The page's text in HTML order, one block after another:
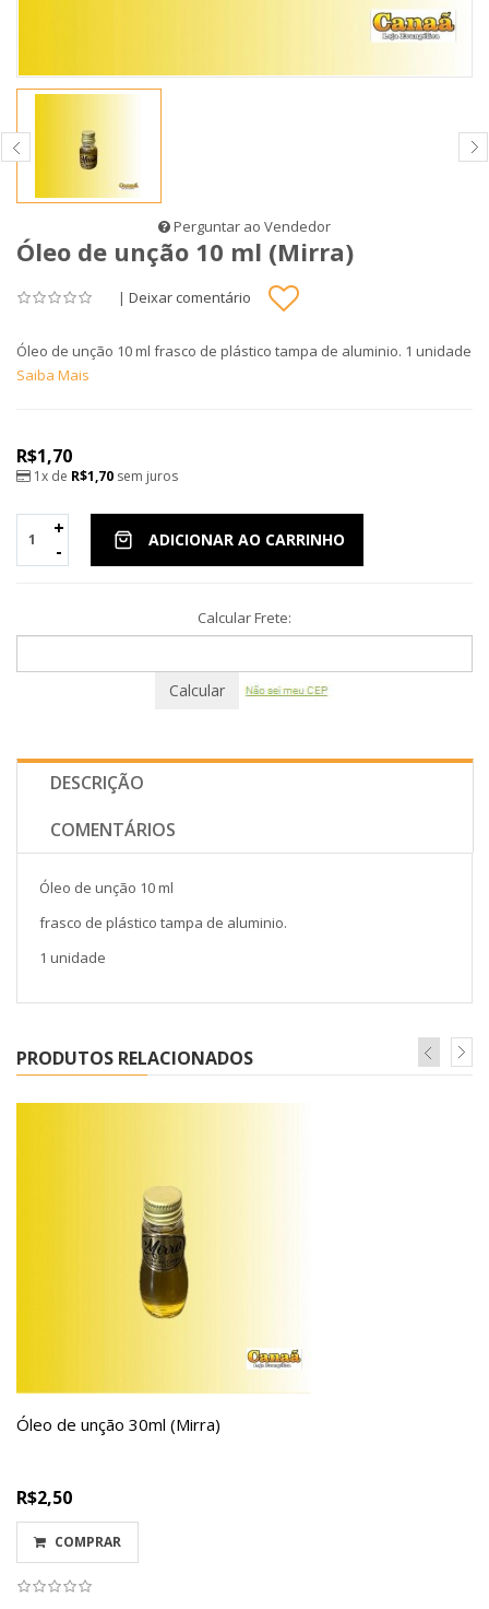
Perguntar ao Vendedor
Óleo de unção 10 ml (Mirra)
| Deixar comentário
Óleo de unção 10 ml frasco de plástico tampa de aluminio. 1 unidade
Saiba Mais
R$1,70
1x de R$1,70 sem juros
-
+ ADICIONAR AO CARRINHO
Calcular Frete:
Calcular
DESCRIÇÃO
COMENTÁRIOS
Óleo de unção 10 ml
frasco de plástico tampa de aluminio.
1 unidade
PRODUTOS RELACIONADOS
Óleo de unção 30ml (Mirra)
R$2,50
COMPRAR